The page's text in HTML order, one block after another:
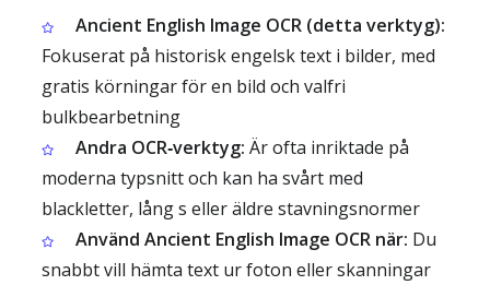
Ancient English Image OCR (detta verktyg):
Fokuserat på historisk engelsk text i bilder, med
gratis körningar för en bild och valfri
bulkbearbetning
Andra OCR‑verktyg: Är ofta inriktade på
moderna typsnitt och kan ha svårt med
blackletter, lång s eller äldre stavningsnormer
Använd Ancient English Image OCR när: Du
snabbt vill hämta text ur foton eller skanningar